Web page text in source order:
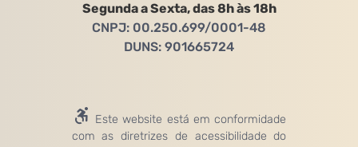
Segunda a Sexta, das 8h às 18h
CNPJ: 00.250.699/0001-48
DUNS: 901665724
Este website está em conformidade
com as diretrizes de acessibilidade do